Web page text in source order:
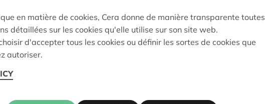
en matière de cookies, Cera donne de manière transparente toutes
détaillées sur les cookies qu'elle utilise sur son site web.
d'accepter tous les cookies ou définir les sortes de cookies que
autoriser.